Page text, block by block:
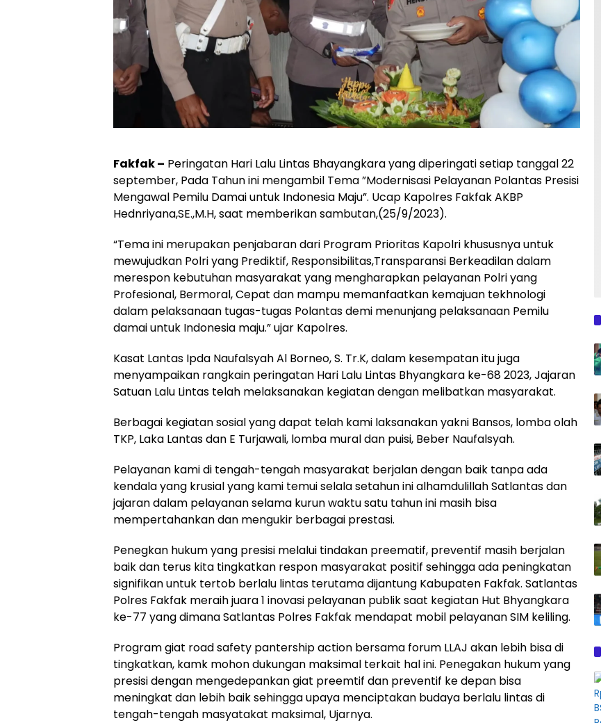
Fakfak – Peringatan Hari Lalu Lintas Bhayangkara yang diperingati setiap tanggal 22
september, Pada Tahun ini mengambil Tema ”Modernisasi Pelayanan Polantas Presisi
Mengawal Pemilu Damai untuk Indonesia Maju”. Ucap Kapolres Fakfak AKBP
Hednriyana,SE.,M.H, saat memberikan sambutan,(25/9/2023).
“Tema ini merupakan penjabaran dari Program Prioritas Kapolri khususnya untuk
mewujudkan Polri yang Prediktif, Responsibilitas,Transparansi Berkeadilan dalam
merespon kebutuhan masyarakat yang mengharapkan pelayanan Polri yang
Profesional, Bermoral, Cepat dan mampu memanfaatkan kemajuan tekhnologi
dalam pelaksanaan tugas-tugas Polantas demi menunjang pelaksanaan Pemilu
damai untuk Indonesia maju.” ujar Kapolres.
Kasat Lantas Ipda Naufalsyah Al Borneo, S. Tr.K, dalam kesempatan itu juga
menyampaikan rangkain peringatan Hari Lalu Lintas Bhyangkara ke-68 2023, Jajaran
Satuan Lalu Lintas telah melaksanakan kegiatan dengan melibatkan masyarakat.
Berbagai kegiatan sosial yang dapat telah kami laksanakan yakni Bansos, lomba olah
TKP, Laka Lantas dan E Turjawali, lomba mural dan puisi, Beber Naufalsyah.
Pelayanan kami di tengah-tengah masyarakat berjalan dengan baik tanpa ada
kendala yang krusial yang kami temui selala setahun ini alhamdulillah Satlantas dan
jajaran dalam pelayanan selama kurun waktu satu tahun ini masih bisa
mempertahankan dan mengukir berbagai prestasi.
Penegkan hukum yang presisi melalui tindakan preematif, preventif masih berjalan
baik dan terus kita tingkatkan respon masyarakat positif sehingga ada peningkatan
signifikan untuk tertob berlalu lintas terutama dijantung Kabupaten Fakfak. Satlantas
Polres Fakfak meraih juara 1 inovasi pelayanan publik saat kegiatan Hut Bhyangkara
ke-77 yang dimana Satlantas Polres Fakfak mendapat mobil pelayanan SIM keliling.
Program giat road safety pantership action bersama forum LLAJ akan lebih bisa di
tingkatkan, kamk mohon dukungan maksimal terkait hal ini. Penegakan hukum yang
presisi dengan mengedepankan giat preemtif dan preventif ke depan bisa
meningkat dan lebih baik sehingga upaya menciptakan budaya berlalu lintas di
tengah-tengah masyatakat maksimal, Ujarnya.